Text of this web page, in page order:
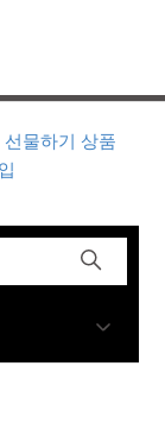
선물하기 상품